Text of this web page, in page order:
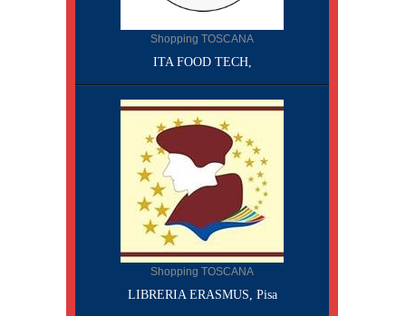
Shopping TOSCANA
ITA FOOD TECH,
Shopping TOSCANA
LIBRERIA ERASMUS, Pisa